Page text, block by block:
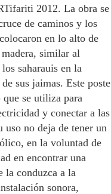
2012. La obra se
de caminos y los
en lo alto de
similar al
saharauis en la
sus jaimas. Este poste
se utiliza para
y conectar a las
uso no deja de tener un
en la voluntad de
en encontrar una
la conduzca a la
sonora,